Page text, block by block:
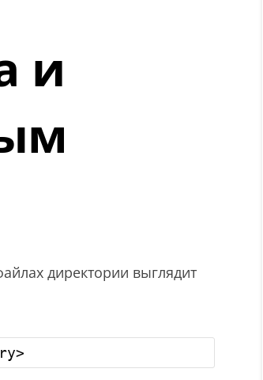
и
директории выглядит